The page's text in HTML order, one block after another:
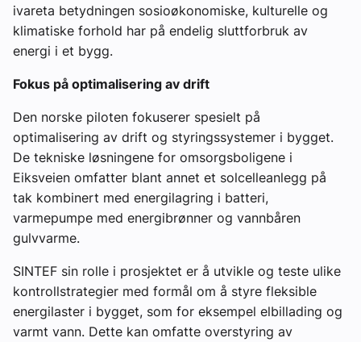
ivareta betydningen sosioøkonomiske, kulturelle og
klimatiske forhold har på endelig sluttforbruk av
energi i et bygg.
Fokus på optimalisering av drift
Den norske piloten fokuserer spesielt på
optimalisering av drift og styringssystemer i bygget.
De tekniske løsningene for omsorgsboligene i
Eiksveien omfatter blant annet et solcelleanlegg på
tak kombinert med energilagring i batteri,
varmepumpe med energibrønner og vannbåren
gulvvarme.
SINTEF sin rolle i prosjektet er å utvikle og teste ulike
kontrollstrategier med formål om å styre fleksible
energilaster i bygget, som for eksempel elbillading og
varmt vann. Dette kan omfatte overstyring av